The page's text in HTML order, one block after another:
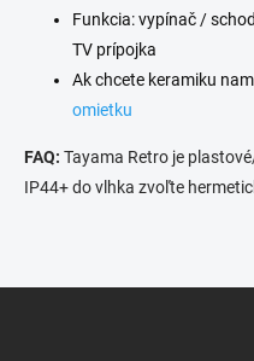
Funkcia: vypínač /
TV prípojka
Ak chcete keramiku
omietku
FAQ: Tayama Retro je
IP44+ do vlhka zvoľte